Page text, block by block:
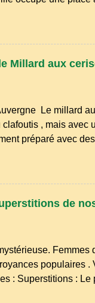
partageait des
les campagnes du
autrefois un
farine, sucre,
fioritures ...
Millard aux
Le millard
clafoutis , mais avec
préparé avec
500 g de
250 g de farine,
l'eau rapidement,
de
populaires
: Superstitions :